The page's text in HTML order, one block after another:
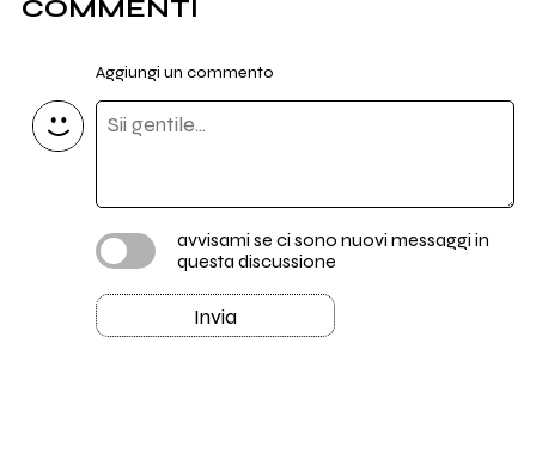
COMMENTI
Aggiungi un commento
avvisami se ci sono nuovi messaggi in
questa discussione
Invia